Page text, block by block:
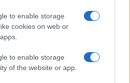
to enable storage
cookies on web or
to enable storage
of the website or app.
μαθητών στην κατεύθυνση
Οικονομία / Πληροφορική,